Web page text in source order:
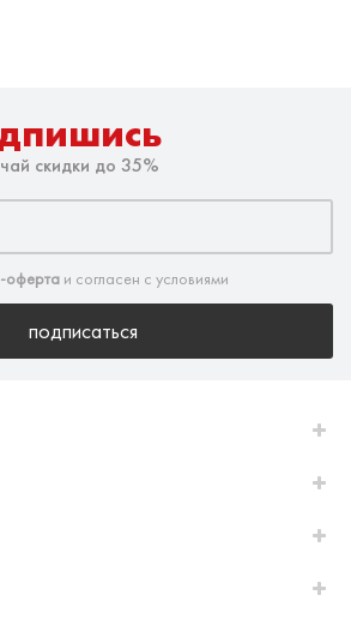
скидки до 35%
оферта и согласен с условиями
подписаться